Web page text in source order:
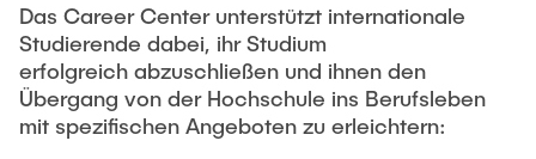
Das Career Center unterstützt internationale
Studierende dabei, ihr Studium
erfolgreich abzuschließen und ihnen den
Übergang von der Hochschule ins Berufsleben
mit spezifischen Angeboten zu erleichtern: